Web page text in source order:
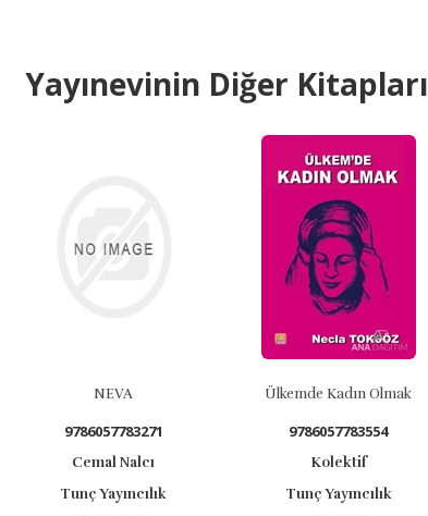
Yayınevinin Diğer Kitapları
NEVA
9786057783271
Cemal Nalcı
Tunç Yayıncılık
Ülkemde Kadın Olmak
9786057783554
Kolektif
Tunç Yayıncılık